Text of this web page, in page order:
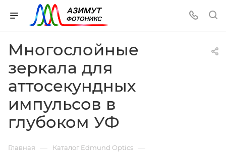
Многослойные
зеркала для
аттосекундных
импульсов в
глубоком УФ
Главная — Каталог Edmund Optics —